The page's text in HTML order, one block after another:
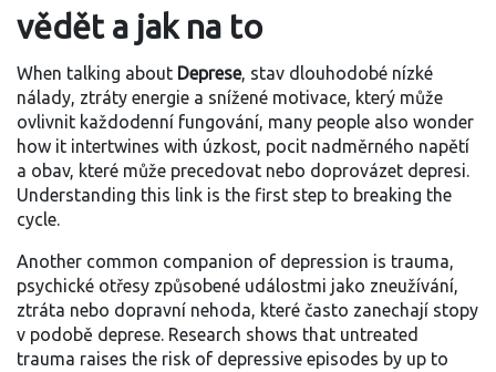
vědět a jak na to
When talking about Deprese, stav dlouhodobé nízké
nálady, ztráty energie a snížené motivace, který může
ovlivnit každodenní fungování, many people also wonder
how it intertwines with úzkost, pocit nadměrného napětí
a obav, které může precedovat nebo doprovázet depresi.
Understanding this link is the first step to breaking the
cycle.
Another common companion of depression is trauma,
psychické otřesy způsobené událostmi jako zneužívání,
ztráta nebo dopravní nehoda, které často zanechají stopy
v podobě deprese. Research shows that untreated
trauma raises the risk of depressive episodes by up to